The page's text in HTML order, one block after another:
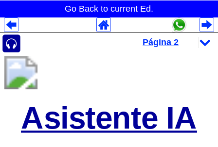
Go Back to current Ed.
Asistente IA
Despliegues Analytics
Despliegues Totales
Despliegues por Rubros